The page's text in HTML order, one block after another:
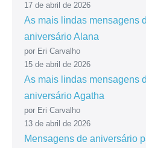
17 de abril de 2026
As mais lindas mensagens
aniversário Alana
por Eri Carvalho
15 de abril de 2026
As mais lindas mensagens
aniversário Agatha
por Eri Carvalho
13 de abril de 2026
Mensagens de aniversário